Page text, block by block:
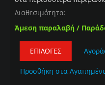
Διαθεσιμότητα:
Άμεση παραλαβή /
ΕΠΙΛΟΓΈΣ
Προσθήκη στα